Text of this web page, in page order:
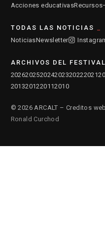
Acciones educativasRecursos
TODAS LAS NOTICIAS
NoticiasNewsletter
ARCHIVOS DEL FESTIVAL
202620252024202320222021
2013201220112010
© 2026 ARCALT – Creditos
Ronald Curchod